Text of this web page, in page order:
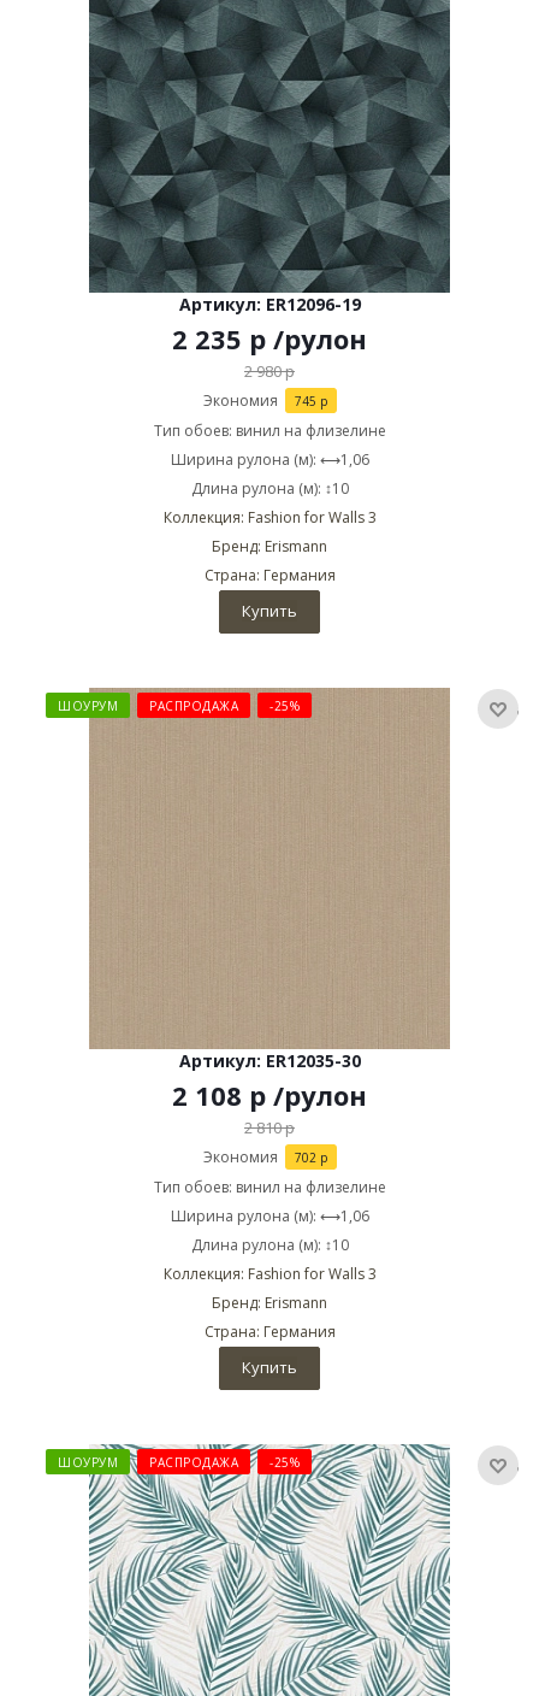
Артикул: ER12096-19
2 235 р /рулон
2 980р
Экономия 745 р
Тип обоев: винил на флизелине
Ширина рулона (м): ⟷1,06
Длина рулона (м): ↕10
Коллекция: Fashion for Walls 3
Бренд: Erismann
Страна: Германия
Купить
ШОУРУМ РАСПРОДАЖА -25%
Артикул: ER12035-30
2 108 р /рулон
2 810р
Экономия 702р
Тип обоев: винил на флизелине
Ширина рулона (м): ⟷1,06
Длина рулона (м): ↕10
Коллекция: Fashion for Walls 3
Бренд: Erismann
Страна: Германия
Купить
ШОУРУМ РАСПРОДАЖА -25%